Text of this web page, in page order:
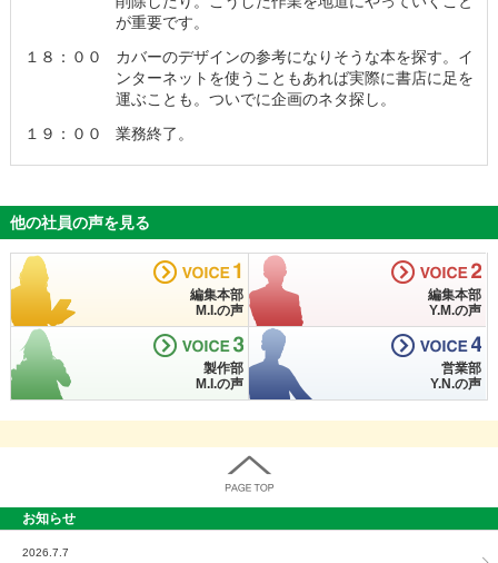
が重要です。
１８：００
カバーのデザインの参考になりそうな本を探す。イ
ンターネットを使うこともあれば実際に書店に足を
運ぶことも。ついでに企画のネタ探し。
１９：００
業務終了。
他の社員の声を見る
VOICE1
編集本部
M.I.の声
VOICE2
編集本部
Y.M.の声
VOICE3
製作部
M.I.の声
VOICE4
営業部
Y.N.の声
お知らせ
2026.7.7
PAGE TOP